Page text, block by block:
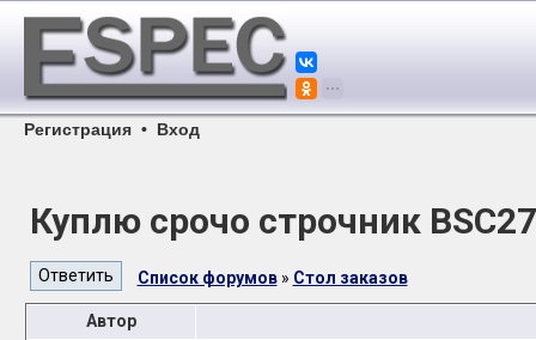
Регистрация • Вход
Куплю срочо строчник
Список форумов» Стол заказов
Автор